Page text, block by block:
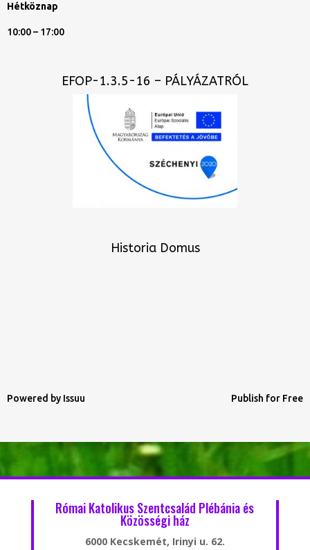
Hétköznap
10:00 – 17:00
EFOP-1.3.5-16 – PÁLYÁZATRÓL
Historia Domus
Powered by Issuu Publish for Free
Római Katolikus Szentcsalád Plébánia és
Közösségi ház
6000 Kecskemét, Irinyi u. 62.